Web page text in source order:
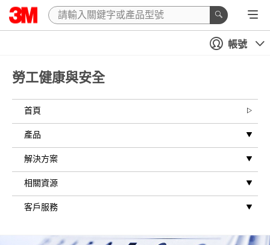
帳號
勞工健康與安全
首頁
產品
解決方案
相關資源
客戶服務